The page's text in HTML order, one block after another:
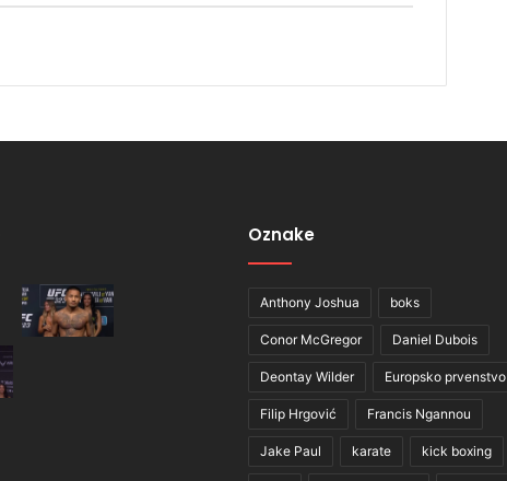
Oznake
Anthony Joshua boks
Conor McGregor Daniel Dubois
Deontay Wilder Europsko prvenstvo
Filip Hrgović Francis Ngannou
Jake Paul karate kick boxing